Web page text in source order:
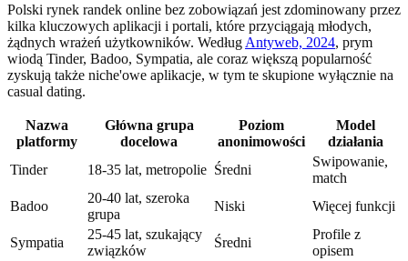
Polski rynek randek online bez zobowiązań jest zdominowany przez
kilka kluczowych aplikacji i portali, które przyciągają młodych,
żądnych wrażeń użytkowników. Według Antyweb, 2024, prym
wiodą Tinder, Badoo, Sympatia, ale coraz większą popularność
zyskują także niche'owe aplikacje, w tym te skupione wyłącznie na
casual dating.
Nazwa
platformy
Główna grupa
docelowa
Poziom
anonimowości
Model
działania
Tinder
18-35 lat, metropolie Średni
Swipowanie,
match
Badoo
20-40 lat, szeroka
grupa
Niski Więcej funkcji
Sympatia
25-45 lat, szukający
związków
Średni
Profile z
opisem